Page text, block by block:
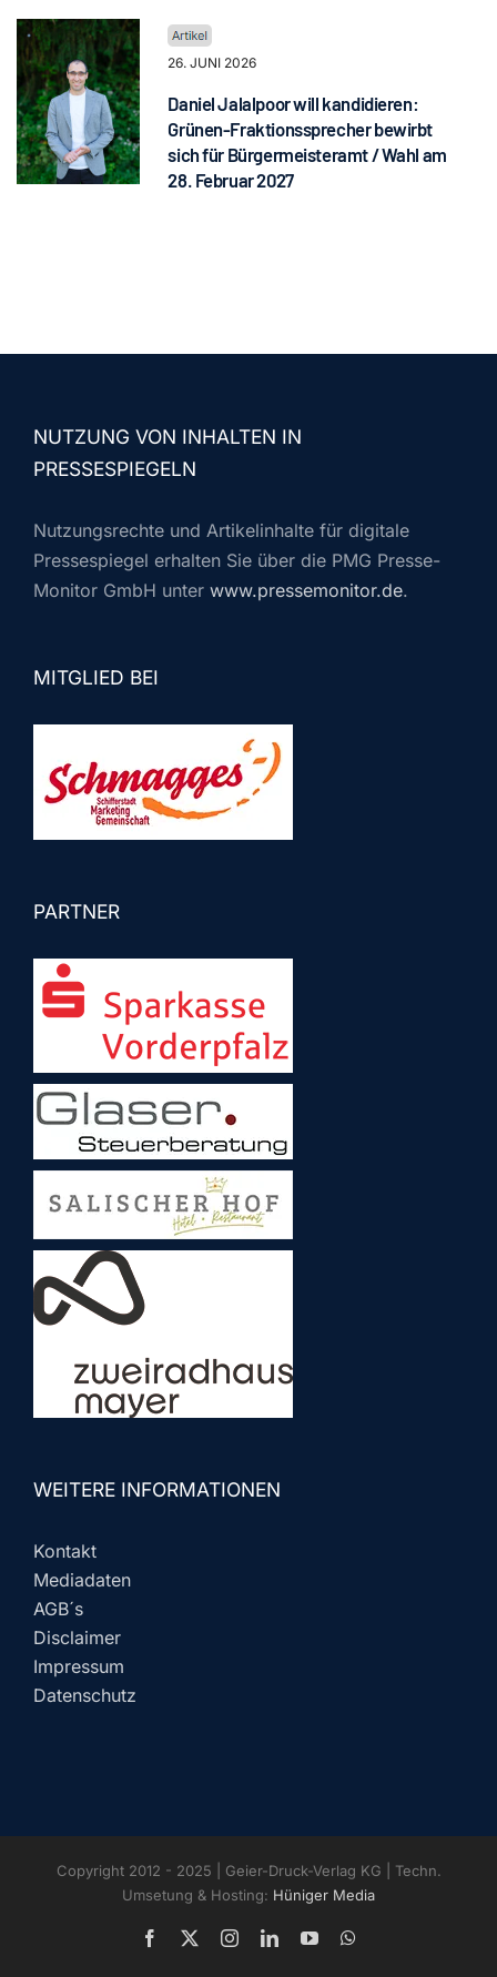
26. JUNI 2026
Daniel Jalalpoor will kandidieren:
Grünen-Fraktionssprecher bewirbt
sich für Bürgermeisteramt / Wahl am
28. Februar 2027
NUTZUNG VON INHALTEN IN
PRESSESPIEGELN
Nutzungsrechte und Artikelinhalte für digitale
Pressespiegel erhalten Sie über die PMG Presse-
Monitor GmbH unter www.pressemonitor.de.
MITGLIED BEI
PARTNER
WEITERE INFORMATIONEN
Kontakt
Mediadaten
AGB´s
Disclaimer
Impressum
Datenschutz
Copyright 2012 - 2025 | Geier-Druck-Verlag KG | Techn.
Umsetung & Hosting: Hüniger Media
Facebook InstagramLinkedInYouTube